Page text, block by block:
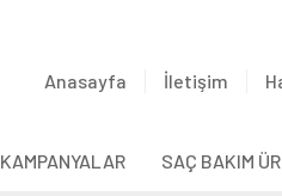
Anasayfa İletişim
KAMPANYALAR SAÇ BAKIM